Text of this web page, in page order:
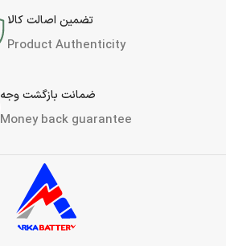
تضمین اصالت کالا
Product Authenticity
ضمانت بازگشت وجه
Money back guarantee